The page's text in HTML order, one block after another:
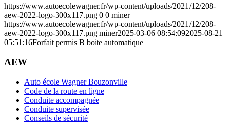
https://www.autoecolewagner.fr/wp-content/uploads/2021/12/208-
aew-2022-logo-300x117.png 0 0 miner
https://www.autoecolewagner.fr/wp-content/uploads/2021/12/208-
aew-2022-logo-300x117.png miner2025-03-06 08:54:092025-08-21
05:51:16Forfait permis B boite automatique
AEW
Auto école Wagner Bouzonville
Code de la route en ligne
Conduite accompagnée
Conduite supervisée
Conseils de sécurité